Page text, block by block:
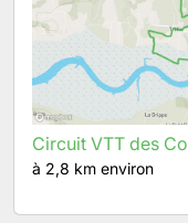
Circuit VTT des
à 2,8 km environ